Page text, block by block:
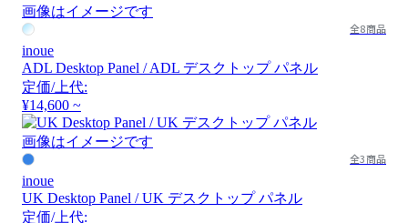
画像はイメージです
全8商品
inoue
ADL Desktop Panel / ADL デスクトップ パネル
定価/上代:
¥14,600 ~
画像はイメージです
全3商品
inoue
UK Desktop Panel / UK デスクトップ パネル
定価/上代: